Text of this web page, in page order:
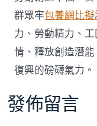
群眾牢包養網比擬
力、勞動精力、
情、釋放創造潛
復興的磅礴氣力。
發佈留言